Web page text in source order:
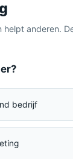
helpt anderen.
bedrijf